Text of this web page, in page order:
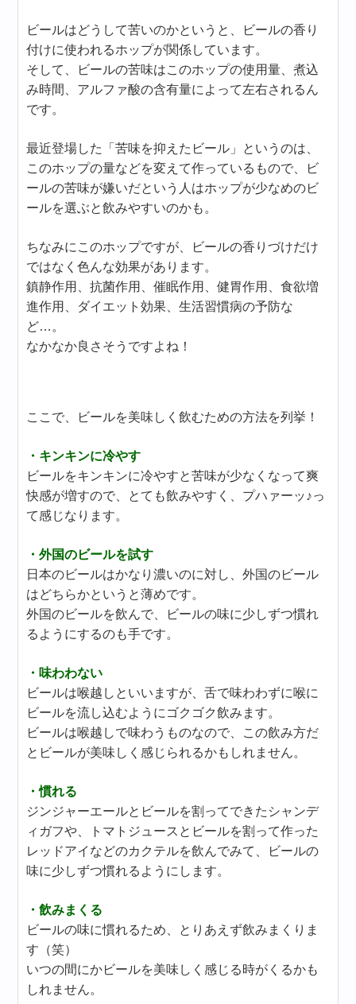
ビールはどうして苦いのかというと、ビールの香り
付けに使われるホップが関係しています。
そして、ビールの苦味はこのホップの使用量、煮込
み時間、アルファ酸の含有量によって左右されるん
です。
最近登場した「苦味を抑えたビール」というのは、
このホップの量などを変えて作っているもので、ビ
ールの苦味が嫌いだという人はホップが少なめのビ
ールを選ぶと飲みやすいのかも。
ちなみにこのホップですが、ビールの香りづけだけ
ではなく色んな効果があります。
鎮静作用、抗菌作用、催眠作用、健胃作用、食欲増
進作用、ダイエット効果、生活習慣病の予防な
ど…。
なかなか良さそうですよね！
ここで、ビールを美味しく飲むための方法を列挙！
・キンキンに冷やす
ビールをキンキンに冷やすと苦味が少なくなって爽
快感が増すので、とても飲みやすく、プハァーッ♪っ
て感じなります。
・外国のビールを試す
日本のビールはかなり濃いのに対し、外国のビール
はどちらかというと薄めです。
外国のビールを飲んで、ビールの味に少しずつ慣れ
るようにするのも手です。
・味わわない
ビールは喉越しといいますが、舌で味わわずに喉に
ビールを流し込むようにゴクゴク飲みます。
ビールは喉越しで味わうものなので、この飲み方だ
とビールが美味しく感じられるかもしれません。
・慣れる
ジンジャーエールとビールを割ってできたシャンデ
ィガフや、トマトジュースとビールを割って作った
レッドアイなどのカクテルを飲んでみて、ビールの
味に少しずつ慣れるようにします。
・飲みまくる
ビールの味に慣れるため、とりあえず飲みまくりま
す（笑）
いつの間にかビールを美味しく感じる時がくるかも
しれません。